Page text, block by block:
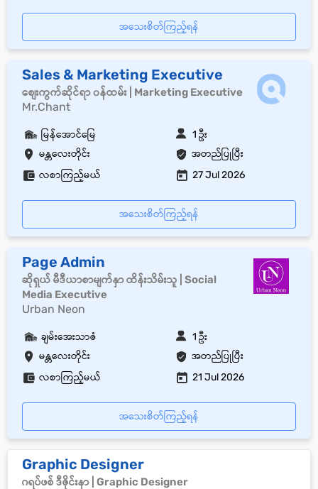
အသေးစိတ်ကြည့်ရန်
Sales & Marketing Executive
စျေးကွက်ဆိုင်ရာ ၀န်ထမ်း | Marketing Executive
Mr.Chant
မန္တလေးတိုင်း အတည်ပြုပြီး
မြန်အောင်မြေ 1 ဦး
လစာကြည့်မယ် 27 Jul 2026
အသေးစိတ်ကြည့်ရန်
Page Admin
ဆိုရှယ် မီဒီယာစာမျက်နှာ ထိန်းသိမ်းသူ | Social
Media Executive
Urban Neon
မန္တလေးတိုင်း အတည်ပြုပြီး
ချမ်းအေးသာဇံ 1 ဦး
လစာကြည့်မယ် 21 Jul 2026
အသေးစိတ်ကြည့်ရန်
Graphic Designer
ဂရပ်ဖစ် ဒီဇိုင်းနာ | Graphic Designer